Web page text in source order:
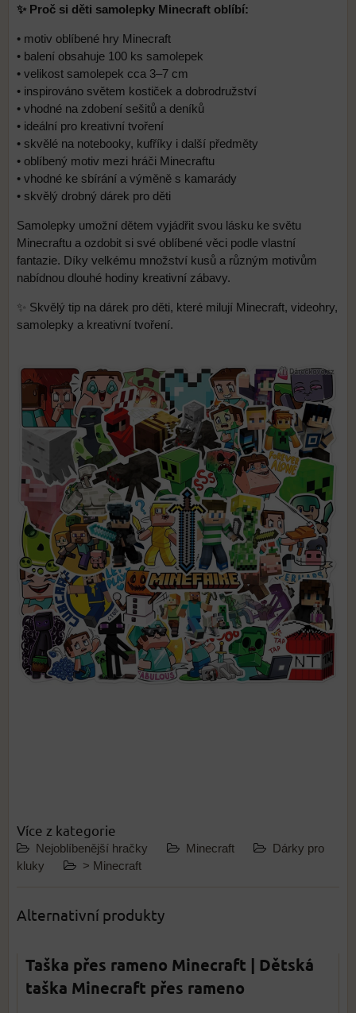
✨ Proč si děti samolepky Minecraft oblíbí:
• motiv oblíbené hry Minecraft
• balení obsahuje 100 ks samolepek
• velikost samolepek cca 3–7 cm
• inspirováno světem kostiček a dobrodružství
• vhodné na zdobení sešitů a deníků
• ideální pro kreativní tvoření
• skvělé na notebooky, kufříky i další předměty
• oblíbený motiv mezi hráči Minecraftu
• vhodné ke sbírání a výměně s kamarády
• skvělý drobný dárek pro děti
Samolepky umožní dětem vyjádřit svou lásku ke světu
Minecraftu a ozdobit si své oblíbené věci podle vlastní
fantazie. Díky velkému množství kusů a různým motivům
nabídnou dlouhé hodiny kreativní zábavy.
✨ Skvělý tip na dárek pro děti, které milují Minecraft, videohry,
samolepky a kreativní tvoření.
Více z kategorie
Nejoblíbenější hračky Minecraft
Dárky pro
kluky
> Minecraft
Alternativní produkty
Taška přes rameno Minecraft | Dětská
taška Minecraft přes rameno